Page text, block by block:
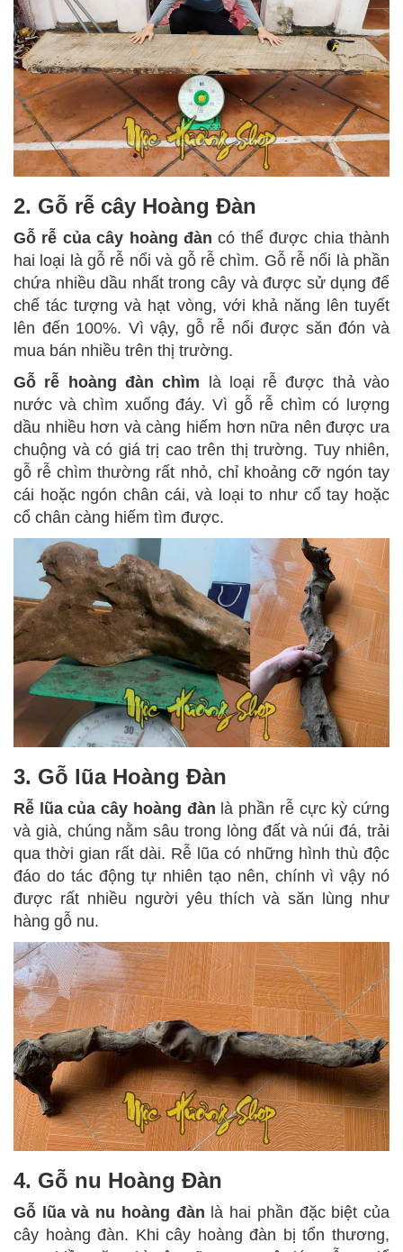
2. Gỗ rễ cây Hoàng Đàn
Gỗ rễ của cây hoàng đàn có thể được chia thành
hai loại là gỗ rễ nổi và gỗ rễ chìm. Gỗ rễ nổi là phần
chứa nhiều dầu nhất trong cây và được sử dụng để
chế tác tượng và hạt vòng, với khả năng lên tuyết
lên đến 100%. Vì vậy, gỗ rễ nổi được săn đón và
mua bán nhiều trên thị trường.
Gỗ rễ hoàng đàn chìm là loại rễ được thả vào
nước và chìm xuống đáy. Vì gỗ rễ chìm có lượng
dầu nhiều hơn và càng hiếm hơn nữa nên được ưa
chuộng và có giá trị cao trên thị trường. Tuy nhiên,
gỗ rễ chìm thường rất nhỏ, chỉ khoảng cỡ ngón tay
cái hoặc ngón chân cái, và loại to như cổ tay hoặc
cổ chân càng hiếm tìm được.
3. Gỗ lũa Hoàng Đàn
Rễ lũa của cây hoàng đàn là phần rễ cực kỳ cứng
và già, chúng nằm sâu trong lòng đất và núi đá, trải
qua thời gian rất dài. Rễ lũa có những hình thù độc
đáo do tác động tự nhiên tạo nên, chính vì vậy nó
được rất nhiều người yêu thích và săn lùng như
hàng gỗ nu.
4. Gỗ nu Hoàng Đàn
Gỗ lũa và nu hoàng đàn là hai phần đặc biệt của
cây hoàng đàn. Khi cây hoàng đàn bị tổn thương,